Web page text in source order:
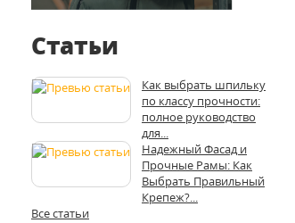
Статьи
Как выбрать шпильку
по классу прочности:
полное руководство
для...
Надежный Фасад и
Прочные Рамы: Как
Выбрать Правильный
Крепеж?...
Все статьи